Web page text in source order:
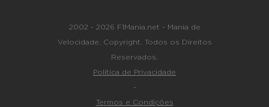
2002 - 2026 F1Mania.net - Mania de
Velocidade. Copyright. Todos os Direitos
Reservados.
Política de Privacidade
-
Termos e Condições